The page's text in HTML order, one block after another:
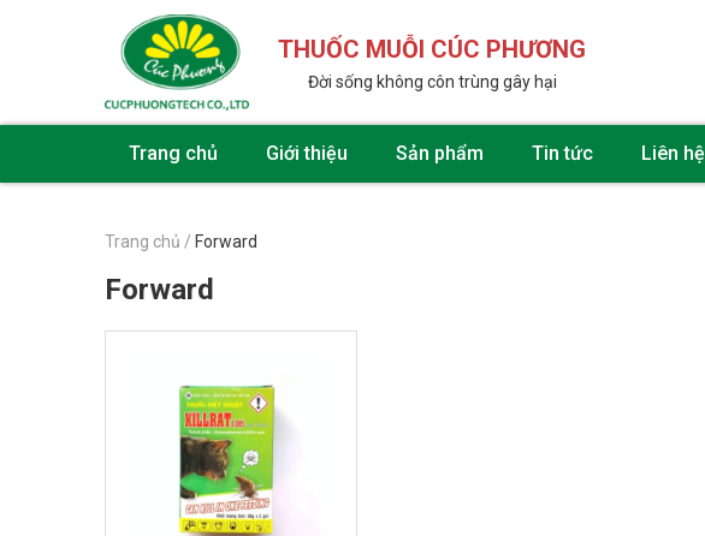
THUỐC MUỖI CÚC PHƯƠNG
Đời sống không côn trùng gây hại
Trang chủ Giới thiệu Sản phẩm Tin tức Liên hệ
Trang chủ / Forward
Forward